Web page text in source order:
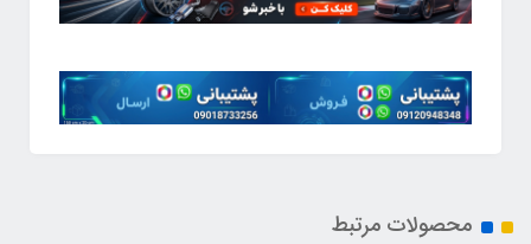
محصولات مرتبط